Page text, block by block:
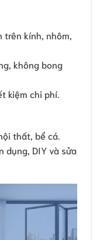
kính, nhôm,
không bong
kiệm chi phí.
thất, bể cá.
dụng, DIY và sửa